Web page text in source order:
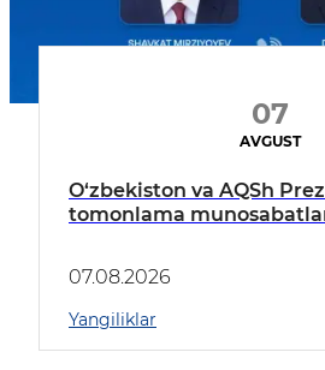
07
AVGUST
O‘zbekiston va AQSh
tomonlama
07.08.2026
Yangiliklar